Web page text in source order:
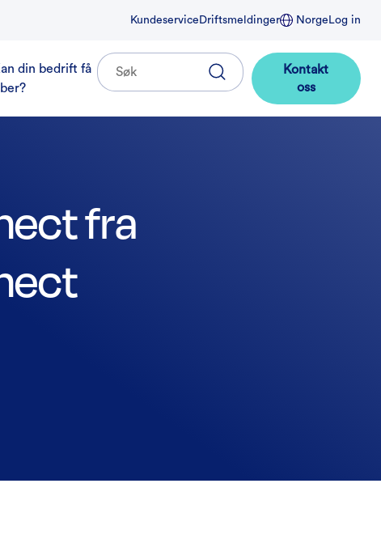
Kundeservice Driftsmeldinger Norge Log in
din bedrift få
Kontakt
oss
fra